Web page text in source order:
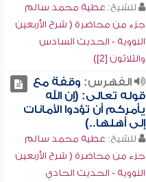
للشيخ: عطية محمد سالم
جزء من محاضرة ( شرح الأربعين
النووية - الحديث السادس
والثلاثون [2])
الفهرس: وقفة مع
قوله تعالى: (إن الله
يأمركم أن تؤدوا الأمانات
إلى أهلها..)
للشيخ: عطية محمد سالم
جزء من محاضرة ( شرح الأربعين
النووية - الحديث الحادي